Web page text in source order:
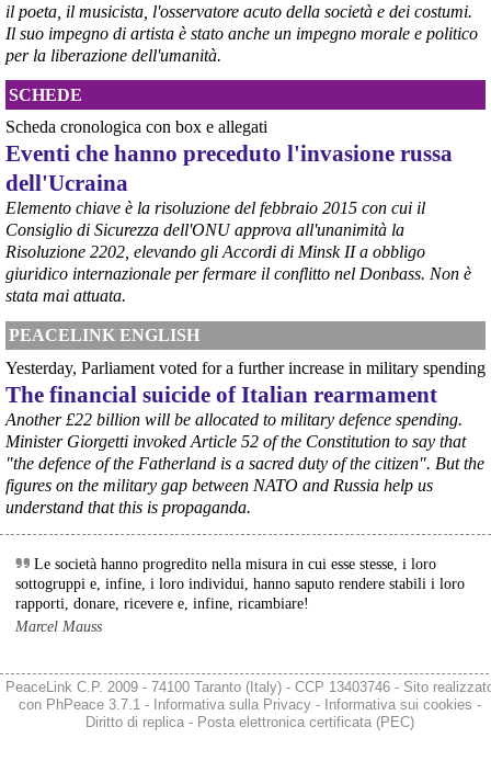
@peacelink - 6/8/2026 21:45
borsaitaliana.it/borsa/notizie
Si sta ragionando su un piano B per Taranto dopo la chiusura
dell’area a caldo dell’ILVA?
@peacelink - 6/8/2026 21:41
cronachetarantine.it/index.php
il Governo ha manifestato l’intenzione di predisporre un
provvedimento straordinario per attenuare le conseguenze
economiche e sociali della prevista fermata dell’area a caldo e ha
chiesto alle rappresentanze del territorio di formulare proposte
concrete per definirne i contenuti. Casartigiani valuta positivamente
questa disponibilità.
#ILVA #Taranto
il poeta, il musicista, l'osservatore acuto della società e dei costumi.
Il suo impegno di artista è stato anche un impegno morale e politico
per la liberazione dell'umanità.
SCHEDE
Scheda cronologica con box e allegati
Eventi che hanno preceduto l'invasione russa
dell'Ucraina
Elemento chiave è la risoluzione del febbraio 2015 con cui il
Consiglio di Sicurezza dell'ONU approva all'unanimità la
Risoluzione 2202, elevando gli Accordi di Minsk II a obbligo
giuridico internazionale per fermare il conflitto nel Donbass. Non è
stata mai attuata.
PEACELINK ENGLISH
Yesterday, Parliament voted for a further increase in military spending
The financial suicide of Italian rearmament
Another £22 billion will be allocated to military defence spending.
Minister Giorgetti invoked Article 52 of the Constitution to say that
"the defence of the Fatherland is a sacred duty of the citizen". But the
figures on the military gap between NATO and Russia help us
understand that this is propaganda.
Le società hanno progredito nella misura in cui esse stesse, i loro
sottogruppi e, infine, i loro individui, hanno saputo rendere stabili i loro
rapporti, donare, ricevere e, infine, ricambiare!
Marcel Mauss
PeaceLink C.P. 2009 - 74100 Taranto (Italy) - CCP 13403746 - Sito
con PhPeace 3.7.1 - Informativa sulla Privacy- Informativa sui cookies -
Diritto di replica- Posta elettronica certificata (PEC)